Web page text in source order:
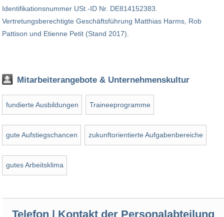
Identifikationsnummer USt.-ID Nr. DE814152383.
Vertretungsberechtigte Geschäftsführung Matthias Harms, Rob
Pattison und Etienne Petit (Stand 2017).
Mitarbeiterangebote & Unternehmenskultur
fundierte Ausbildungen Traineeprogramme
gute Aufstiegschancen zukunftorientierte Aufgabenbereiche
gutes Arbeitsklima
Telefon | Kontakt der Personalabteilung